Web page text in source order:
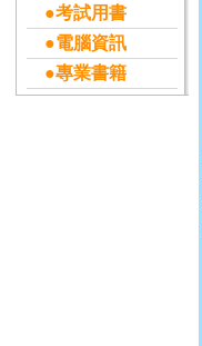
●考試用書
●電腦資訊
●專業書籍